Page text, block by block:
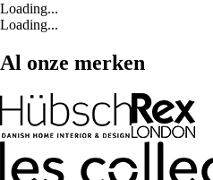
Loading...
Loading...
Al onze merken